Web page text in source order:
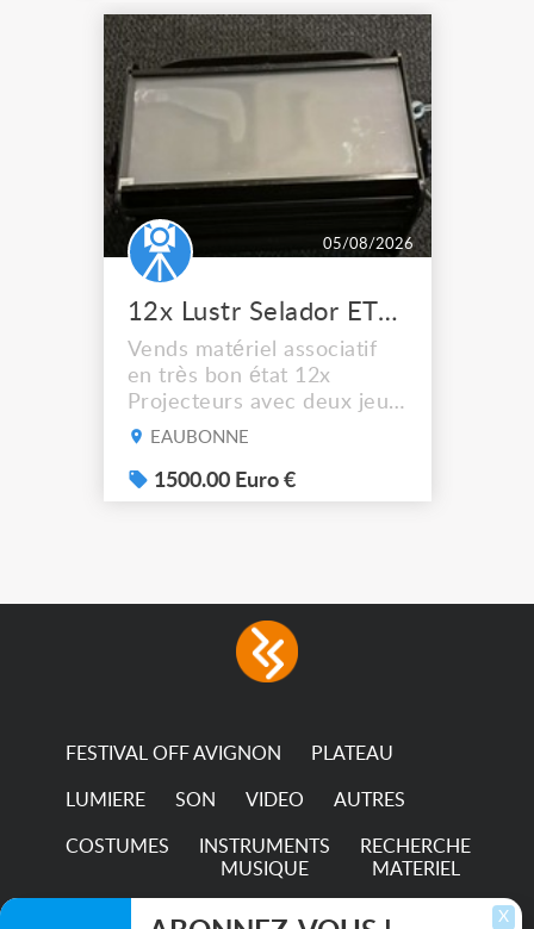
05/08/2026
12x Lustr Selador ETC Led 7x colors filtres
Vends matériel associatif
en très bon état 12x
Projecteurs avec deux jeux
de filtre filtre Lustr Selador
system – seven colour
LEDs providing the
consumption The
permanence of a 50,000-
EAUBONNE
1500.00 Euro €
FESTIVAL OFF AVIGNON PLATEAU
LUMIERE SON VIDEO AUTRES
COSTUMES
INSTRUMENTS
MUSIQUE
RECHERCHE
MATERIEL
TRANSPORTS X